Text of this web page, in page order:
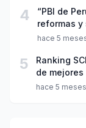
4
“PBI de
reformas
hace 5
5
Ranking
de
hace 5 meses